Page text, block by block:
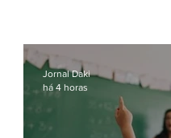
Jornal Daki
há 4 horas